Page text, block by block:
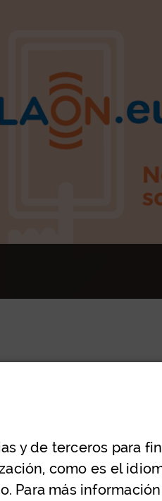
y de terceros para
como es el
Para más